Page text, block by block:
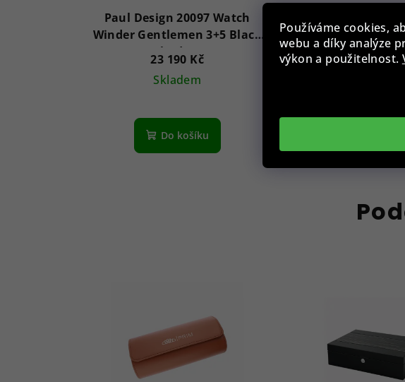
Používáme cookies,
webu a díky analýze
výkon a použitelnost.
Paul Design 20097 Watch
Winder Gentlemen 3+5 Black
Shadow
23 190 Kč
Skladem
Do košíku
Winder
Macassar
34 890 Kč